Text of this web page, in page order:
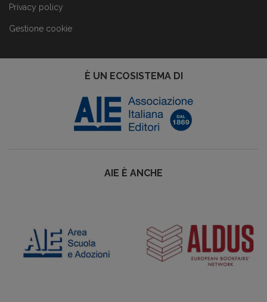
Privacy policy
Gestione cookie
È UN ECOSISTEMA DI
AIE È ANCHE